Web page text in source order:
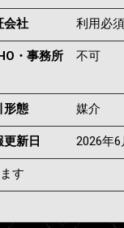
会社 利用必須
・事務所 不可
形態 媒介
更新日 2026年
す